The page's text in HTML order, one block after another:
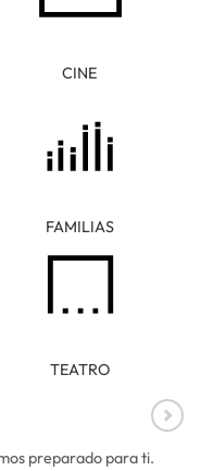
CINE
FAMILIAS
TEATRO
preparado para ti.